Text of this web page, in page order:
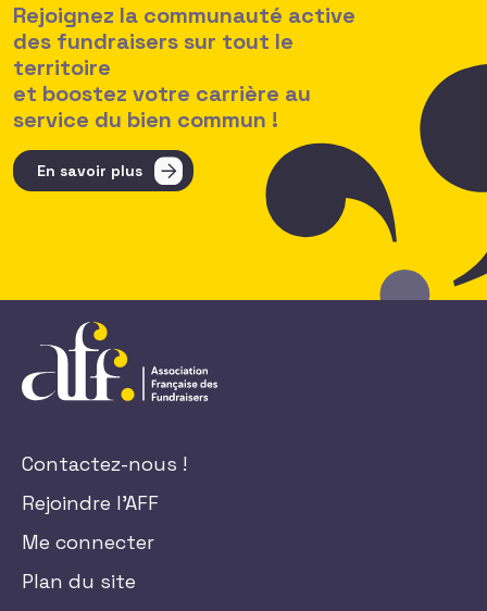
Rejoignez la communauté active
des fundraisers sur tout le
territoire
et boostez votre carrière au
service du bien commun !
En savoir plus
Contactez-nous !
Rejoindre l'AFF
Me connecter
Plan du site